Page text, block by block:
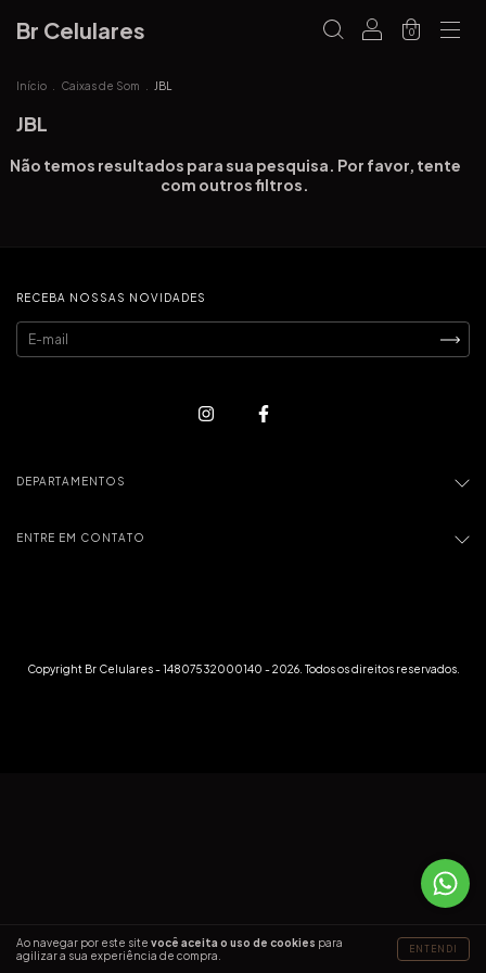
Br Celulares 0
Ao navegar por este site você aceita o uso de cookies para
agilizar a sua experiência de compra.
ENTENDI
Início Caixas de Som JBL
JBL
Não temos resultados para sua pesquisa. Por favor, tente
com outros filtros.
RECEBA NOSSAS NOVIDADES
DEPARTAMENTOS
ENTRE EM CONTATO
Copyright Br Celulares - 14807532000140 - 2026. Todos os direitos reservados.